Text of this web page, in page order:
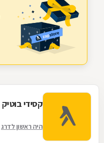
קסידי בוטיק
היה ראשון לדרג